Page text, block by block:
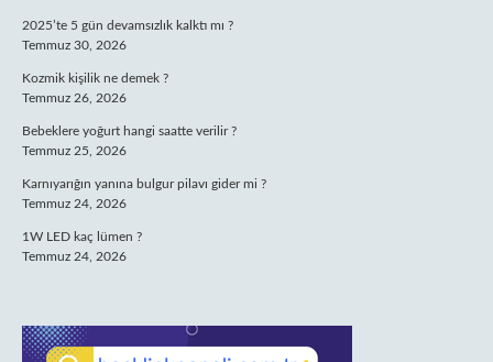
2025’te 5 gün devamsızlık kalktı mı ?
Temmuz 30, 2026
Kozmik kişilik ne demek ?
Temmuz 26, 2026
Bebeklere yoğurt hangi saatte verilir ?
Temmuz 25, 2026
Karnıyarığın yanına bulgur pilavı gider mi ?
Temmuz 24, 2026
1W LED kaç lümen ?
Temmuz 24, 2026